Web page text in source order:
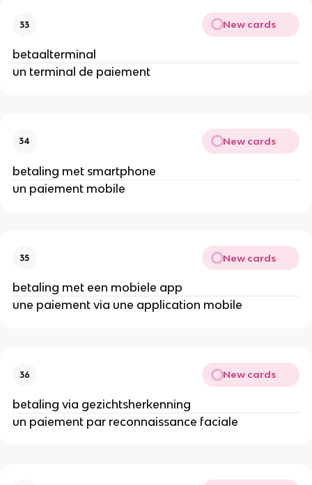
33 New cards
betaalterminal
un terminal de paiement
34 New cards
betaling met smartphone
un paiement mobile
35 New cards
betaling met een mobiele app
une paiement via une application mobile
36 New cards
betaling via gezichtsherkenning
un paiement par reconnaissance faciale